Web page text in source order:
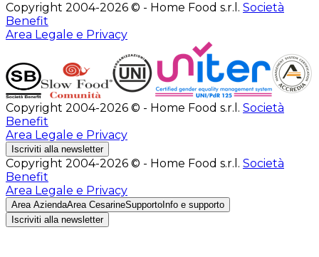
Copyright 2004-2026 © - Home Food s.r.l. Società
Benefit
Area Legale e Privacy
Copyright 2004-2026 © - Home Food s.r.l. Società
Benefit
Area Legale e Privacy
Iscriviti alla newsletter
Copyright 2004-2026 © - Home Food s.r.l. Società
Benefit
Area Legale e Privacy
Area AziendaArea CesarineSupporto Info e supporto
Iscriviti alla newsletter